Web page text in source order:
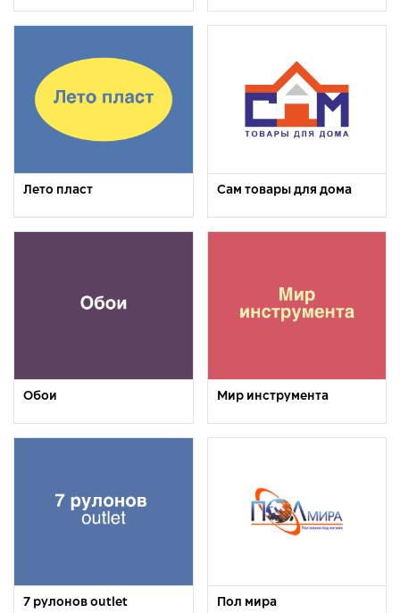
Лето пласт Сам товары для дома
Обои Мир инструмента
7 рулонов outlet Пол мира